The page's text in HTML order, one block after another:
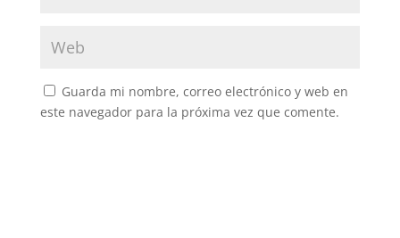
Guarda mi nombre, correo electrónico y web en
este navegador para la próxima vez que comente.